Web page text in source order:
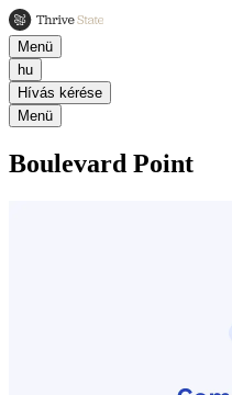
Menü
hu
Hívás kérése
Menü
Boulevard Point